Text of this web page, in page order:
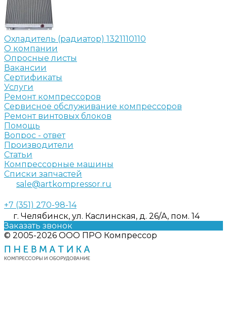
Охладитель (радиатор) 1321110110
О компании
Опросные листы
Вакансии
Сертификаты
Услуги
Ремонт компрессоров
Сервисное обслуживание компрессоров
Ремонт винтовых блоков
Помощь
Вопрос - ответ
Производители
Статьи
Компрессорные машины
Списки запчастей
sale@artkompressor.ru
+7 (351) 270-98-14
г. Челябинск, ул. Каслинская, д. 26/А, пом. 14
Заказать звонок
© 2005-2026 ООО ПРО Компрессор